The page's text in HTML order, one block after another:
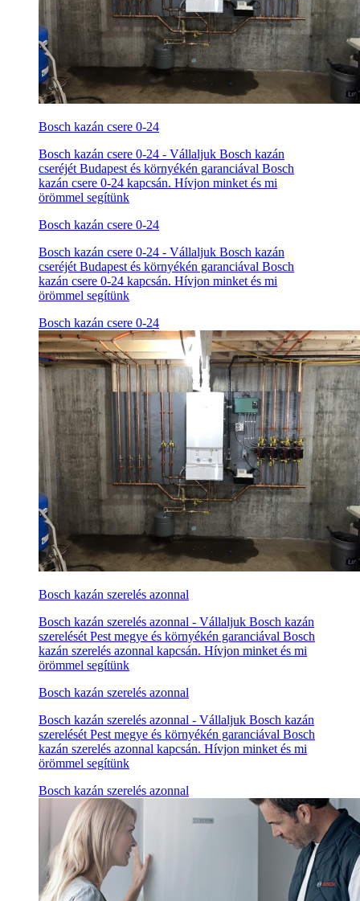
Bosch kazán csere 0-24
Bosch kazán csere 0-24 - Vállaljuk Bosch kazán
cseréjét Budapest és környékén garanciával Bosch
kazán csere 0-24 kapcsán. Hívjon minket és mi
örömmel segítünk
Bosch kazán csere 0-24
Bosch kazán csere 0-24 - Vállaljuk Bosch kazán
cseréjét Budapest és környékén garanciával Bosch
kazán csere 0-24 kapcsán. Hívjon minket és mi
örömmel segítünk
Bosch kazán csere 0-24
Bosch kazán szerelés azonnal
Bosch kazán szerelés azonnal - Vállaljuk Bosch kazán
szerelését Pest megye és környékén garanciával Bosch
kazán szerelés azonnal kapcsán. Hívjon minket és mi
örömmel segítünk
Bosch kazán szerelés azonnal
Bosch kazán szerelés azonnal - Vállaljuk Bosch kazán
szerelését Pest megye és környékén garanciával Bosch
kazán szerelés azonnal kapcsán. Hívjon minket és mi
örömmel segítünk
Bosch kazán szerelés azonnal